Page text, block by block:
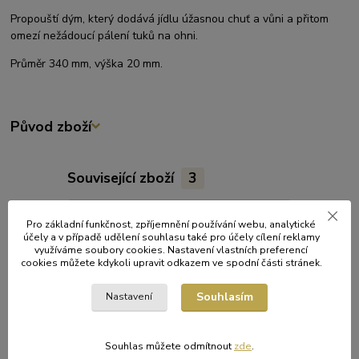
Propouští dým, který dodává jídlu úžasnou chuť a vůni a přitom
omezí nežádoucí pálení tuků na ohni.
Průměr 340 mm, výška 20 mm.
Původ zboží
Související zboží 3
Pro základní funkčnost, zpříjemnění používání webu, analytické
účely a v případě udělení souhlasu také pro účely cílení reklamy
využíváme soubory cookies. Nastavení vlastních preferencí
cookies můžete kdykoli upravit odkazem ve spodní části stránek.
Nastavení Souhlasím
Souhlas můžete odmítnout zde.